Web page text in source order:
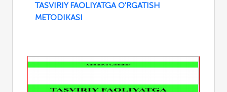
TASVIRIY FAOLIYATGA O'RGATISH
METODIKASI